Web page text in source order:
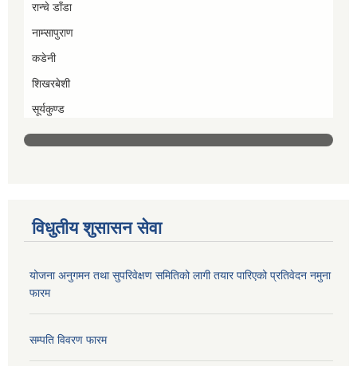
रान्चे डाँडा
नाम्सापुराण
कडेनी
शिखरबेशी
सूर्यकुण्ड
विधुतीय शुसासन सेवा
योजना अनुगमन तथा सुपरिवेक्षण समितिको लागी तयार पारिएको प्रतिवेदन नमुना
फारम
सम्पति विवरण फारम